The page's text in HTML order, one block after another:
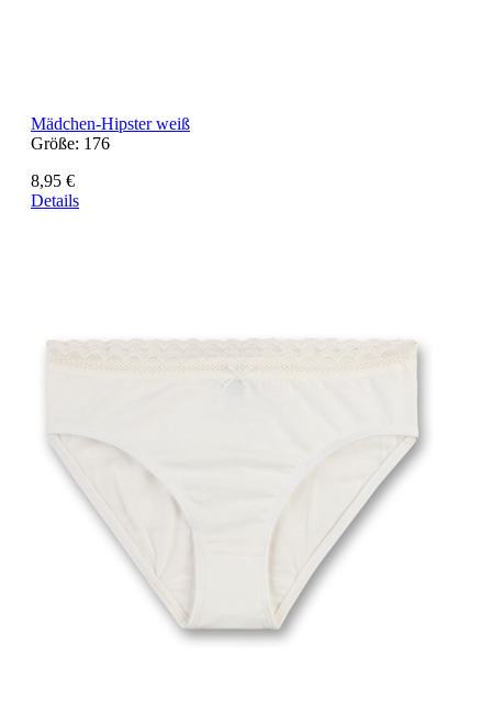
Mädchen-Hipster weiß
Größe: 176
8,95 €
Details